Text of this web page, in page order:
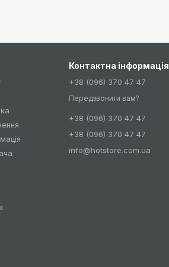
Контактна інформація
+38 (096) 370 47 47
Передзвонити вам?
+38 (096) 370 47 47
+38 (096) 370 47 47
info@hotstore.com.ua